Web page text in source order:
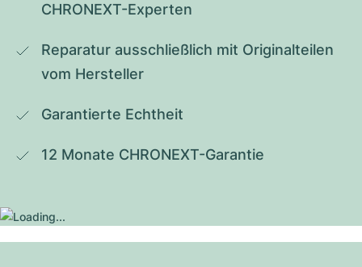
CHRONEXT-Experten
Reparatur ausschließlich mit Originalteilen
vom Hersteller
Garantierte Echtheit
12 Monate CHRONEXT-Garantie